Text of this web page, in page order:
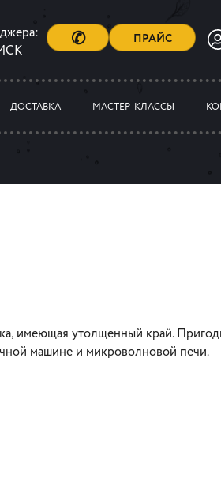
✆ ПРАЙС
ДОСТАВКА МАСТЕР-КЛАССЫ
имеющая утолщенный край.
машине и микроволновой печи.